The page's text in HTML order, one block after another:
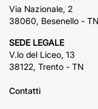
Via Nazionale, 2
38060, Besenello - TN
SEDE LEGALE
V.lo del Liceo, 13
38122, Trento - TN
Contatti